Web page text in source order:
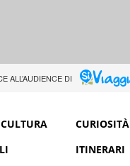
ALL’AUDIENCE DI
CURIOSITÀ
ITINERARI